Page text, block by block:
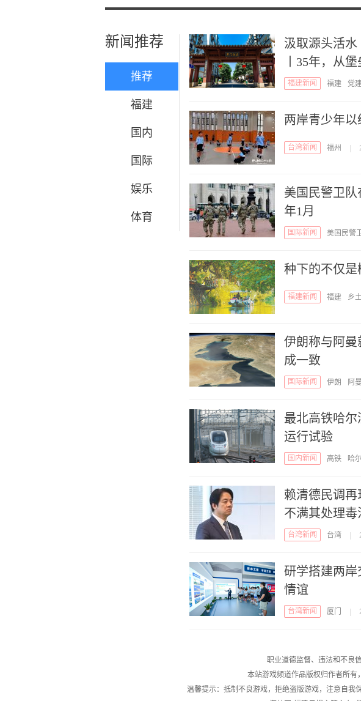
新闻推荐
推荐
福建
国内
国际
娱乐
体育
汲取源头活
丨35年，从
福建新闻 福建 党
两岸青少年
台湾新闻 福州
美国民警卫队
年1月
国际新闻 美国民警
种下的不仅
福建新闻 福建 乡
伊朗称与阿
成一致
国际新闻 伊朗 阿曼
最北高铁哈
运行试验
国内新闻 高铁 哈
赖清德民调再
不满其处理毒
台湾新闻 台湾
研学搭建两
情谊
台湾新闻 厦门
职业道德监督、违法和不良
本站游戏频道作品版权归作者所有
温馨提示：抵制不良游戏，拒绝盗版游戏，注意自我